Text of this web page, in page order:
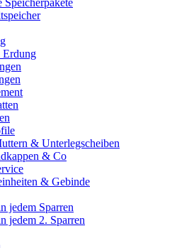
& Unterlegscheiben
& Co
& Gebinde
jedem Sparren
jedem 2. Sparren